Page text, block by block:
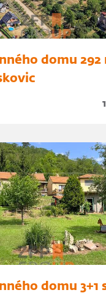
domu 292
domu 3+1